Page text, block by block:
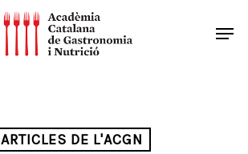
ARTICLES DE L'ACGN